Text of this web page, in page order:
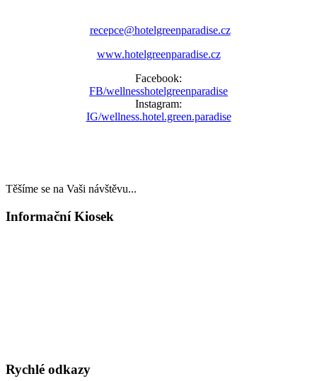
recepce@hotelgreenparadise.cz
www.hotelgreenparadise.cz
Facebook:
FB/wellnesshotelgreenparadise
Instagram:
IG/wellness.hotel.green.paradise
Těšíme se na Vaši návštěvu...
Informační Kiosek
Rychlé odkazy